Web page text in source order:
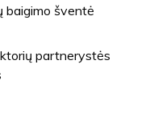
baigimo šventė
partnerystės